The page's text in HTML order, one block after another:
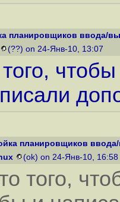
планировщиков ввода/
(??) on 24-Янв-10, 13:07
планировщиков
(ok) on 24-Янв-10, 16:58
того,